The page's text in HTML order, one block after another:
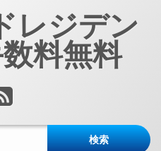
レジデン
料無料
RSS
検索: